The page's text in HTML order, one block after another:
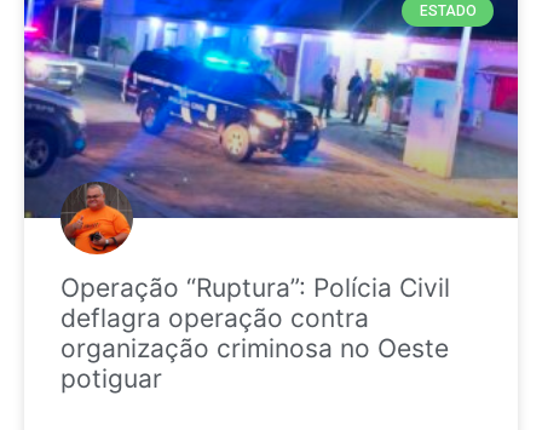
ESTADO
Operação “Ruptura”: Polícia Civil
deflagra operação contra
organização criminosa no Oeste
potiguar